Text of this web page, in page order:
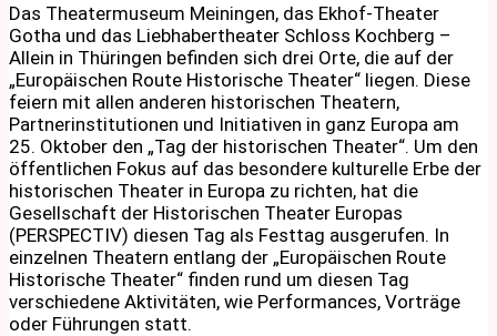
Das Theatermuseum Meiningen, das Ekhof-Theater
Gotha und das Liebhabertheater Schloss Kochberg –
Allein in Thüringen befinden sich drei Orte, die auf der
„Europäischen Route Historische Theater“ liegen. Diese
feiern mit allen anderen historischen Theatern,
Partnerinstitutionen und Initiativen in ganz Europa am
25. Oktober den „Tag der historischen Theater“. Um den
öffentlichen Fokus auf das besondere kulturelle Erbe der
historischen Theater in Europa zu richten, hat die
Gesellschaft der Historischen Theater Europas
(PERSPECTIV) diesen Tag als Festtag ausgerufen. In
einzelnen Theatern entlang der „Europäischen Route
Historische Theater“ finden rund um diesen Tag
verschiedene Aktivitäten, wie Performances, Vorträge
oder Führungen statt.